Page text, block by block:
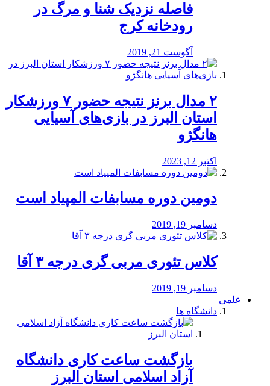
️فاصله نزدیک شنا و مرگ در
رودخانه کرج
آگوست 21, 2019
۲ مدال برنز نتیجه حضور ۷ ورزشکار
استان البرز در بازی‌های آسیایی
هانگژو
اکتبر 12, 2023
دومین دوره مسابفات المپیاد است
دسامبر 19, 2019
کلاس تئوری مربی گری درجه ۳ آقا
دسامبر 19, 2019
علمی
دانشگاه ها
بازگشت ساعت کاری دانشگاه
آزاد اسلامی استان البرز